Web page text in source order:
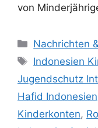
von
Kategorien
Nachrichten
Schlagwörter
Indonesien
Jugendschutz
Hafid Indonesien
Kinderkonten,